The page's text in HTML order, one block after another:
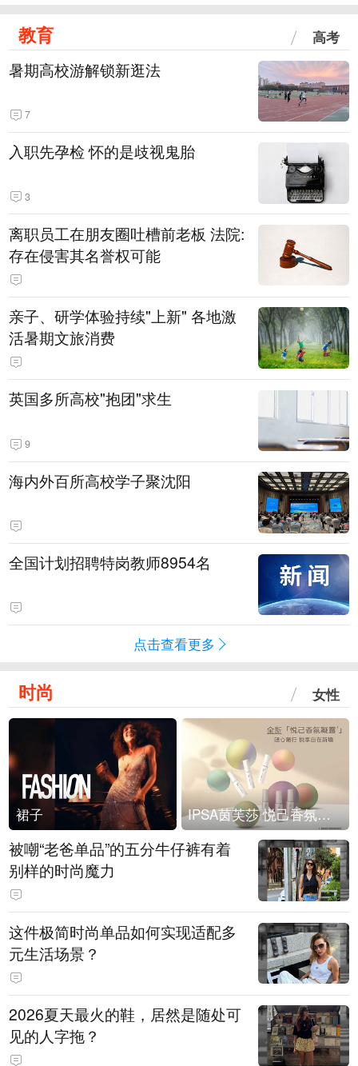
教育 高考
暑期高校游解锁新逛法
7
入职先孕检 怀的是歧视鬼胎
3
离职员工在朋友圈吐槽前老板 法院:
存在侵害其名誉权可能
亲子、研学体验持续"上新" 各地激
活暑期文旅消费
英国多所高校"抱团"求生
9
海内外百所高校学子聚沈阳
全国计划招聘特岗教师8954名
点击查看更多
时尚 女性
裙子 IPSA茵芙莎 悦己香氛凝露上市
被嘲“老爸单品”的五分牛仔裤有着
别样的时尚魔力
这件极简时尚单品如何实现适配多
元生活场景？
2026夏天最火的鞋，居然是随处可
见的人字拖？